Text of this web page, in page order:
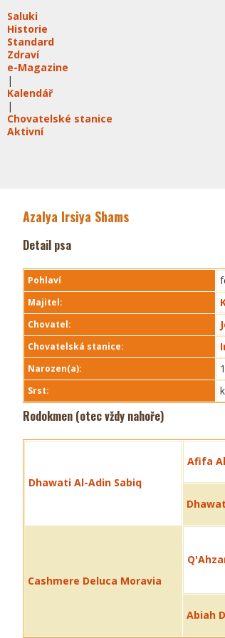
Saluki
Historie
Standard
Zdraví
e-Magazine
|
Kalendář
|
Chovatelské stanice
Aktivní
Azalya Irsiya Shams
Detail psa
Pohlaví
Majitel:
Chovatel:
Chovatelská stanice:
Narozen(a):
Srst:
Rodokmen (otec vždy nahoře)
Dhawati Al-Adin Sabiq
Afifa
Cashmere Deluca Moravia
Abiah